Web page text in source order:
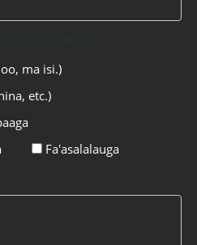
ma isi.)
etc.)
Fa'asalalauga